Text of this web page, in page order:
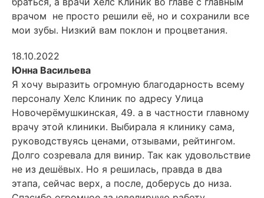
врачом не просто решили её, но и сохранили все
мои зубы. Низкий вам поклон и процветания.
18.10.2022
Юнна Васильева
Я хочу выразить огромную благодарность всему
персоналу Хелс Клиник по адресу Улица
Новочерёмушкинская, 49. а в частности главному
врачу этой клиники. Выбирала я клинику сама,
руководствуясь ценами, отзывами, рейтингом.
Долго созревала для винир. Так как удовольствие
не из дешёвых. Но я решилась, правда в два
этапа, сейчас верх, а после, доберусь до низа.